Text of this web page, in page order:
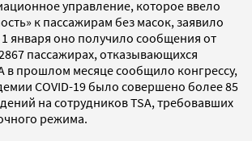
управление, которое ввело
к пассажирам без масок, заявило
1 января оно получило сообщения от
пассажирах, отказывающихся
в прошлом месяце сообщило конгрессу,
COVID-19 было совершено более 85
на сотрудников TSA, требовавших
режима.